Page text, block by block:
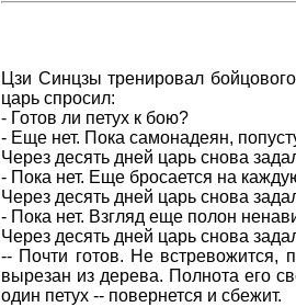
Цзи Синцзы тренировал
царь спросил:
- Готов ли петух к бою?
- Еще нет. Пока самонадеян,
Через десять дней царь снова
- Пока нет. Еще бросается на
Через десять дней царь снова
- Пока нет. Взгляд еще полон
Через десять дней царь снова
-- Почти готов. Hе встревожится,
вырезан из дерева. Полнота его
один петух -- повернется и сбежит.